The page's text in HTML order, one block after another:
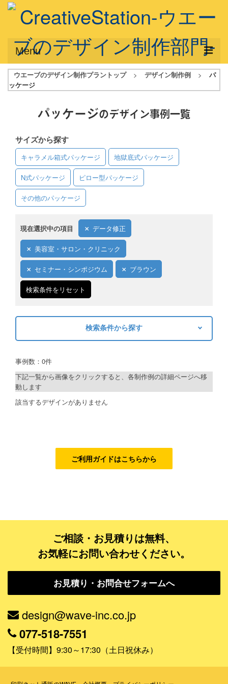
Menu
サービス概要
デザインアシスト
フルデザイン
データ修正
写真からイラスト作成
デザイン制作例
ご利用料金
ご利用ガイド
ご利用の流れ
ご注文方法について
FAQ（よくあるご質問）
ご利用規約
お見積り・お問合せ
ウエーブのデザイン制作プラントップ > デザイン制作例 >
パ
ッケージ
パッケージのデザイン事例一覧
サイズから探す
キャラメル箱式パッケージ 地獄底式パッケージ
N式パッケージ ピロー型パッケージ
その他のパッケージ
現在選択中の項目 データ修正
美容室・サロン・クリニック
セミナー・シンポジウム ブラウン
検索条件をリセット
検索条件から探す
制作プランで探す
シルバーコース
ジャンルで探す
飲食店・カフェ
学校・塾・習い事
コンサート・ライブ・演劇
事例数：0件
下記一覧から画像をクリックすると、各制作例の詳細ページへ移
動します
該当するデザインがありません
ご利用ガイドはこちらから
ご相談・お見積りは無料、
お気軽にお問い合わせください。
お見積り・お問合せフォームへ
design@wave-inc.co.jp
077-518-7551
【受付時間】9:30～17:30（土日祝休み）